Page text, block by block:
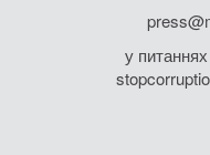
у питаннях